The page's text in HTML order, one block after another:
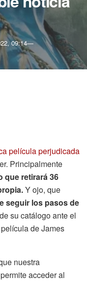
09:14
película perjudicada
Principalmente
que retirará 36
Y ojo, que
seguir los pasos de
de su catálogo ante el
de James
nuestra
acceder al